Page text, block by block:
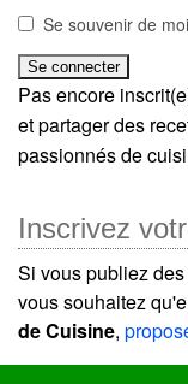
Se souvenir de moi
Pas encore
et partager des
passionnés de
Inscrivez
Si vous publiez
vous souhaitez
de Cuisine,